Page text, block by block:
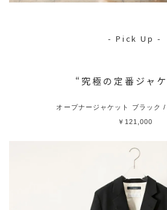
- Pick Up -
“究極の定番ジャ
オープナージャケット ブラック
￥121,000